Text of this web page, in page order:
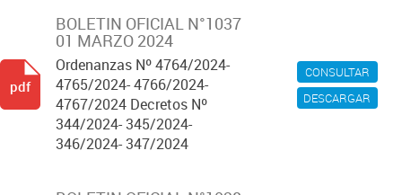
CONSULTAR
DESCARGAR
BOLETIN OFICIAL N°1037
01 MARZO 2024
Ordenanzas Nº 4764/2024-
4765/2024- 4766/2024-
4767/2024 Decretos Nº
344/2024- 345/2024-
346/2024- 347/2024
pdf